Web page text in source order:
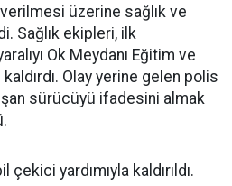
üzerine sağlık ve
Sağlık ekipleri, ilk
Ok Meydanı Eğitim ve
Olay yerine gelen polis
sürücüyü ifadesini almak
yardımıyla kaldırıldı.